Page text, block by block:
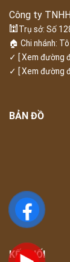
Công ty
🕍 Trụ sở: Số
🏠 Chi nhánh:
✓ [ Xem đường
✓ [ Xem đường
BẢN ĐỒ
KẾT NỐI